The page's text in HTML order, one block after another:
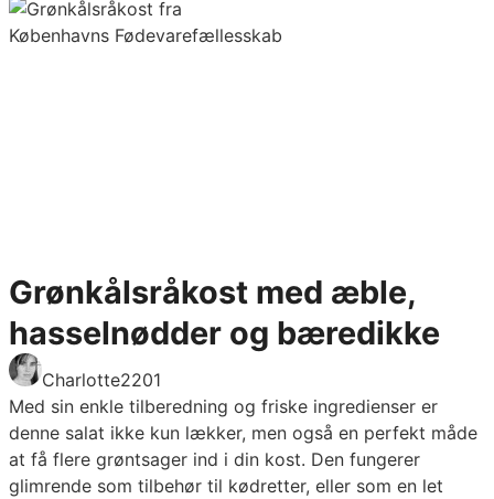
Grønkålsråkost med æble,
hasselnødder og bæredikke
Charlotte2201
Med sin enkle tilberedning og friske ingredienser er
denne salat ikke kun lækker, men også en perfekt måde
at få flere grøntsager ind i din kost. Den fungerer
glimrende som tilbehør til kødretter, eller som en let